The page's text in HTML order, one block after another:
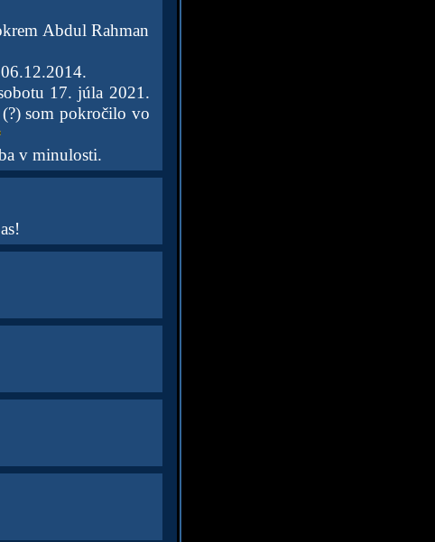
Abdul Rahman
17. júla 2021.
som pokročilo vo
v minulosti.